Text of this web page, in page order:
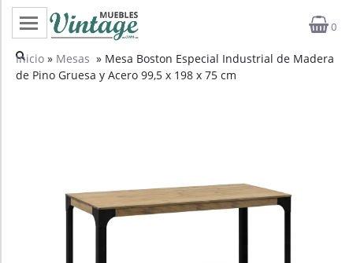
0
Categorías
Inicio » Mesas » Mesa Boston Especial Industrial de Madera
de Pino Gruesa y Acero 99,5 x 198 x 75 cm